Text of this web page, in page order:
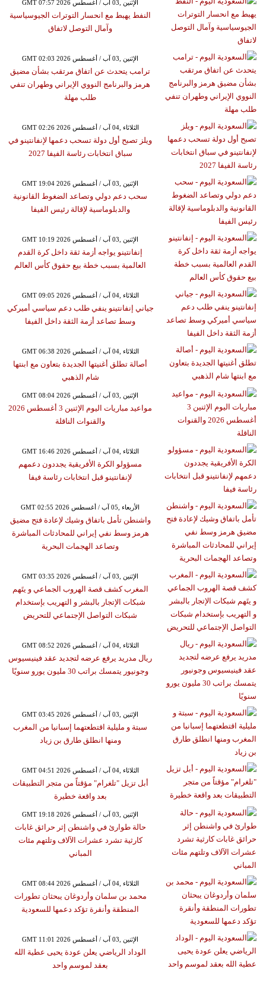
GMT 07:57 2026 الإثنين ,03 آب / أغسطس
النفط يهبط مع انحسار التوترات الجيوسياسية
وآمال التوصل لاتفاق
GMT 02:03 2026 الإثنين ,03 آب / أغسطس
ترامب يتحدث عن اتفاق مرتقب بشأن مضيق
هرمز والبرنامج النووي الإيراني وطهران تنفي
طلب مهلة
GMT 02:26 2026 الثلاثاء ,04 آب / أغسطس
ويلز تصبح أول دولة تسحب دعمها لإنفانتينو في
سباق انتخابات رئاسة الفيفا 2027
GMT 19:04 2026 الإثنين ,03 آب / أغسطس
سحب دعم دولي وتصاعد الضغوط القانونية
والدبلوماسية لإقالة رئيس الفيفا
GMT 10:19 2026 الإثنين ,03 آب / أغسطس
إنفانتينو يواجه أزمة ثقة داخل كرة القدم
العالمية بسبب خطة بيع حقوق كأس العالم
GMT 09:05 2026 الثلاثاء ,04 آب / أغسطس
جياني إنفانتينو ينفي طلب دعم سياسي أميركي
وسط تصاعد أزمة الثقة داخل الفيفا
GMT 06:38 2026 الثلاثاء ,04 آب / أغسطس
أصالة تطلق أغنيتها الجديدة بتعاون مع ابنتها
شام الذهبي
GMT 08:04 2026 الإثنين ,03 آب / أغسطس
مواعيد مباريات اليوم الإثنين 3 أغسطس 2026
والقنوات الناقلة
GMT 16:46 2026 الثلاثاء ,04 آب / أغسطس
مسؤولو الكرة الأفريقية يجددون دعمهم
لإنفانتينو قبل انتخابات رئاسة فيفا
GMT 02:55 2026 الأربعاء ,05 آب / أغسطس
واشنطن تأمل باتفاق وشيك لإعادة فتح مضيق
هرمز وسط نفي إيراني للمحادثات المباشرة
وتصاعد الهجمات البحرية
GMT 03:35 2026 الإثنين ,03 آب / أغسطس
المغرب كشف قصة الهروب الجماعي و يتَهم
شبكات الإتجار بالبشر و التهريب بإستخدام
شبكات التواصل الإجتماعي للتحريض
GMT 08:52 2026 الثلاثاء ,04 آب / أغسطس
ريال مدريد يرفع عرضه لتجديد عقد فينيسيوس
وجونيور يتمسك براتب 30 مليون يورو سنويًا
GMT 03:45 2026 الإثنين ,03 آب / أغسطس
سبتة و مليلية اقتطعتهما إسبانيا من المغرب
ومنها انطلق طارق بن زياد
GMT 04:51 2026 الثلاثاء ,04 آب / أغسطس
أبل تزيل "تلغرام" مؤقتاً من متجر التطبيقات
بعد واقعة خطيرة
GMT 19:18 2026 الإثنين ,03 آب / أغسطس
حالة طوارئ في واشنطن إثر حرائق غابات
كارثية تشرد عشرات الآلاف وتلتهم مئات
المباني
GMT 08:44 2026 الثلاثاء ,04 آب / أغسطس
محمد بن سلمان وأردوغان يبحثان تطورات
المنطقة وأنقرة تؤكد دعمها للسعودية
GMT 11:01 2026 الإثنين ,03 آب / أغسطس
الوداد الرياضي يعلن عودة يحيى عطية الله
بعقد لموسم واحد